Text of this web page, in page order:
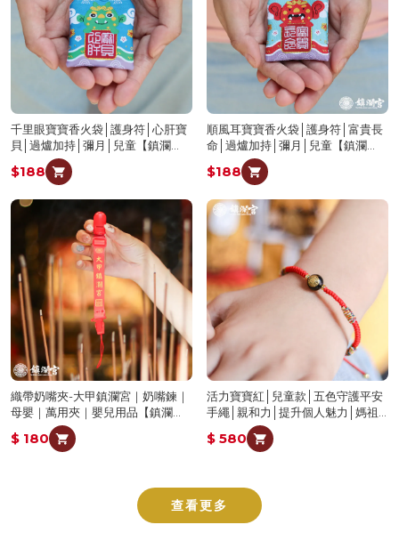
千里眼寶寶香火袋│護身符│心肝寶
貝│過爐加持│彌月│兒童【鎮瀾
$188
順風耳寶寶香火袋│護身符│富貴長
命│過爐加持│彌月│兒童【鎮瀾
$188
織帶奶嘴夾-大甲鎮瀾宮｜奶嘴鍊｜
母嬰｜萬用夾｜嬰兒用品【鎮瀾
$ 180
活力寶寶紅│兒童款│五色守護平安
手繩│親和力│提升個人魅力│媽祖
賜福平安【鎮瀾宮×天后】
$ 580
查看更多